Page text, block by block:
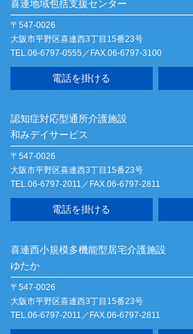
喜連地域包括支援センター
〒547-0026
大阪市平野区喜連西3丁目15番23号
TEL.06-6797-0555／FAX.06-6797-3100
電話を掛ける
認知症対応型通所介護施設
和みデイサービス
〒547-0026
大阪市平野区喜連西3丁目15番23号
TEL.06-6797-2011／FAX.06-6797-2811
電話を掛ける
喜連西小規模多機能型居宅介護施設
ゆたか
〒547-0026
大阪市平野区喜連西3丁目15番23号
TEL.06-6797-2011／FAX.06-6797-2811